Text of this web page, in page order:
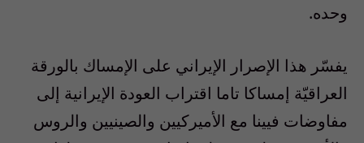
وحده.
يفسّر هذا الإصرار الإيراني على الإمساك بالورقة
العراقيّة إمساكا تاما اقتراب العودة الإيرانية إلى
مفاوضات فيينا مع الأميركيين والصينيين والروس